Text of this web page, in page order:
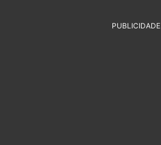
PUBLICIDADE